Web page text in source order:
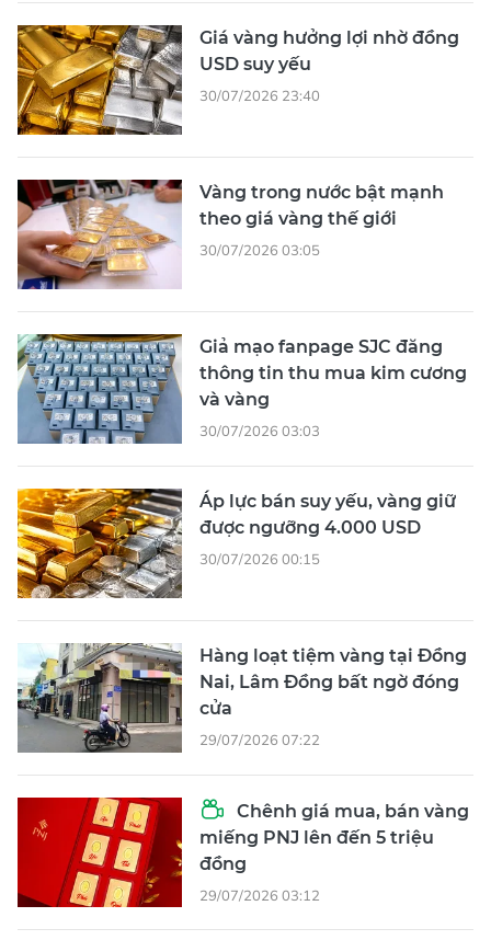
Giá vàng hưởng lợi nhờ đồng
USD suy yếu
30/07/2026 23:40
Vàng trong nước bật mạnh
theo giá vàng thế giới
30/07/2026 03:05
Giả mạo fanpage SJC đăng
thông tin thu mua kim cương
và vàng
30/07/2026 03:03
Áp lực bán suy yếu, vàng giữ
được ngưỡng 4.000 USD
30/07/2026 00:15
Hàng loạt tiệm vàng tại Đồng
Nai, Lâm Đồng bất ngờ đóng
cửa
29/07/2026 07:22
Chênh giá mua, bán vàng
miếng PNJ lên đến 5 triệu
đồng
29/07/2026 03:12